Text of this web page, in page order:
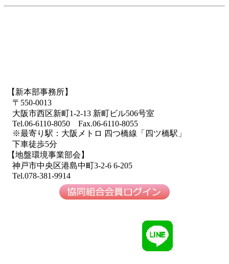
【新本部事務所】
〒550-0013
大阪市西区新町1-2-13 新町ビル506号室
Tel.06-6110-8050 Fax.06-6110-8055
※最寄り駅：大阪メトロ 四つ橋線「四ツ橋駅」
下車徒歩5分
【地盤環境事業部会】
神戸市中央区港島中町3-2-6 6-205
Tel.078-381-9914